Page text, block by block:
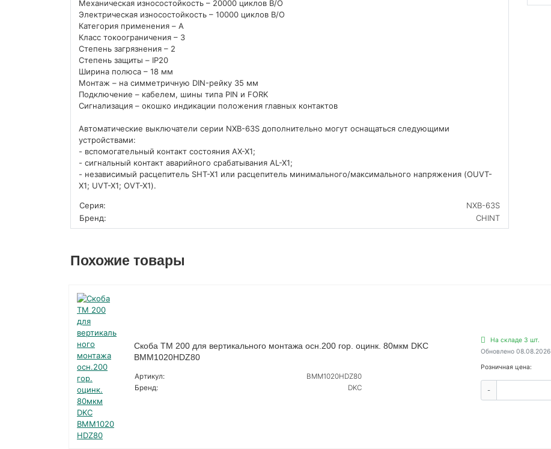
Механическая износостойкость – 20000 циклов В/О
Электрическая износостойкость – 10000 циклов В/О
Категория применения – A
Класс токоограничения – 3
Степень загрязнения – 2
Степень защиты – IP20
Ширина полюса – 18 мм
Монтаж – на симметричную DIN-рейку 35 мм
Подключение – кабелем, шины типа PIN и FORK
Сигнализация – окошко индикации положения главных контактов
Автоматические выключатели серии NXB-63S дополнительно могут оснащаться следующими
устройствами:
- вспомогательный контакт состояния AX-X1;
- сигнальный контакт аварийного срабатывания AL-X1;
- независимый расцепитель SHT-X1 или расцепитель минимального/максимального напряжения (OUVT-
X1; UVT-X1; OVT-X1).
Серия:
NXB-63S
Бренд:
CHINT
Похожие товары
Скоба ТМ 200 для вертикального монтажа осн.200 гор. оцинк. 80мкм DKC
BMM1020HDZ80
Артикул:
BMM1020HDZ80
Бренд:
DKC
На складе 3 шт.
Обновлено 08.08.2026
Розничная цена:
-